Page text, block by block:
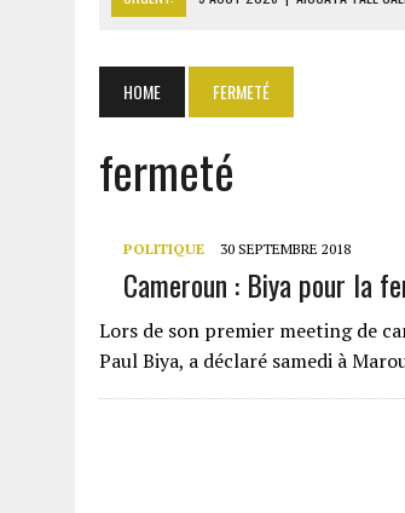
AFFAIRE PAPE CHEIKH DIALLO
9 AOÛT 2026 | GABON : 46 000 ÉLÈVES DU
ASSALA À DAMAS : UN
HOME FERMETÉ
fermeté
POLITIQUE 30 SEPTEMBRE 2018
Cameroun : Biya pour la
Lors de son premier meeting de
Paul Biya, a déclaré samedi à